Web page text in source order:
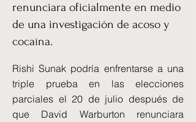
renunciara oficialmente en medio
de una investigación de acoso y
cocaína.
Rishi Sunak podría enfrentarse a una
triple prueba en las elecciones
parciales el 20 de julio después de
que David Warburton renunciara